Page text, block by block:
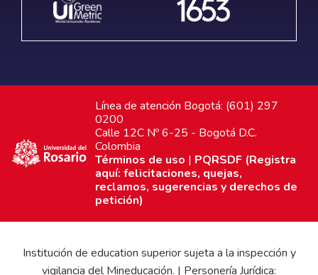
Línea de atención Bogotá: (601) 297
0200
Calle 12C Nº 6-25 - Bogotá D.C.
Colombia
Términos de uso | PQRSDF (Registra
aquí: felicitaciones, quejas,
reclamos, sugerencias y derechos de
petición)
Institución de education superior sujeta a la inspección y
vigilancia del Mineducación. | Personería Jurídica: